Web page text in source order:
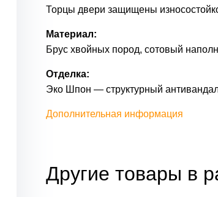
Торцы двери защищены
Материал:
Брус хвойных пород, сотовый
Отделка:
Эко Шпон — структурный
Дополнительная информация
Другие товары в